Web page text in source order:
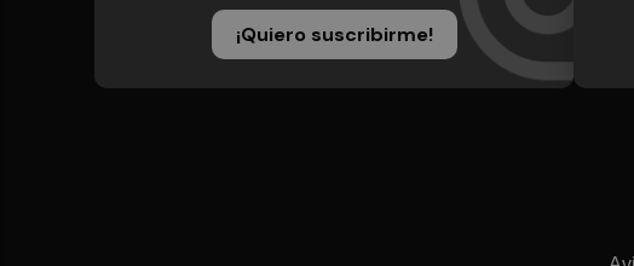
¡Quiero suscribirme!